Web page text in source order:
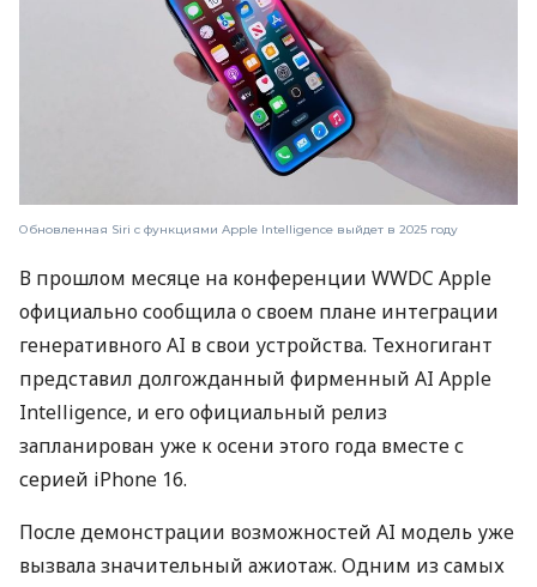
Обновленная Siri с функциями Apple Intelligence выйдет в 2025 году
В прошлом месяце на конференции WWDC Apple
официально сообщила о своем плане интеграции
генеративного AI в свои устройства. Техногигант
представил долгожданный фирменный AI Apple
Intelligence, и его официальный релиз
запланирован уже к осени этого года вместе с
серией iPhone 16.
После демонстрации возможностей AI модель уже
вызвала значительный ажиотаж. Одним из самых